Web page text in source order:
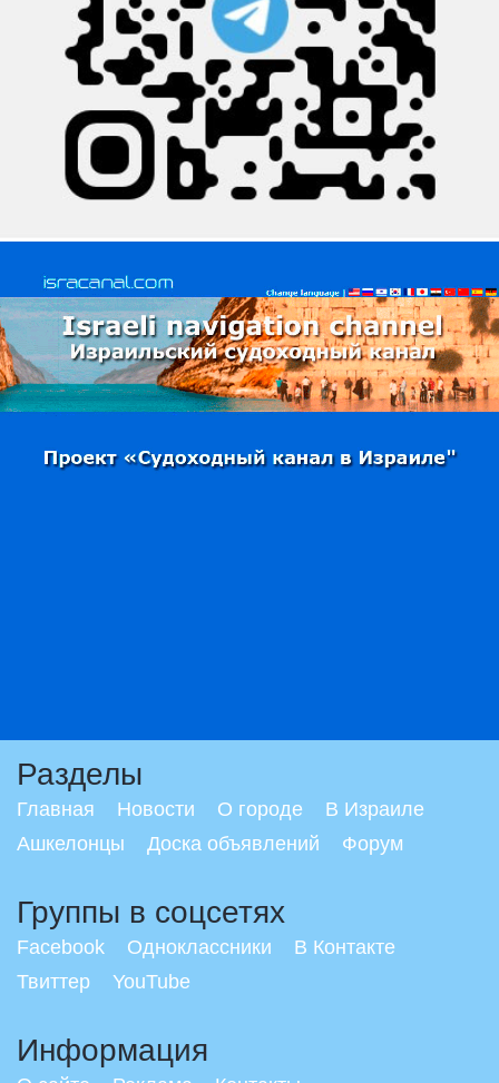
Разделы
Главная Новости О городе
В Израиле
Ашкелонцы
Доска объявлений Форум
Группы в соцсетях
Facebook Одноклассники
В Контакте
Твиттер
YouTube
Информация